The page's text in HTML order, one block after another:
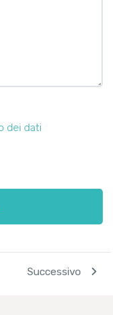
dei dati
Successivo chevron_right